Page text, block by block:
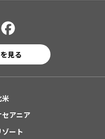
見る
米
セアニア
ゾート